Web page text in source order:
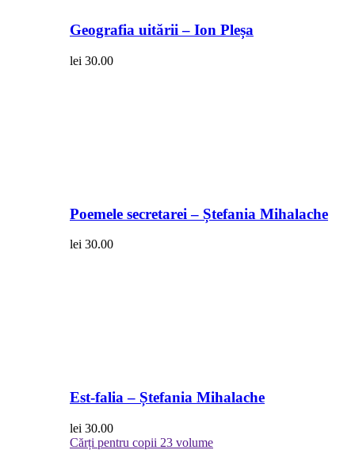
Geografia uitării – Ion Pleșa
lei 30.00
Poemele secretarei – Ștefania Mihalache
lei 30.00
Est-falia – Ștefania Mihalache
lei 30.00
Cărți pentru copii 23 volume